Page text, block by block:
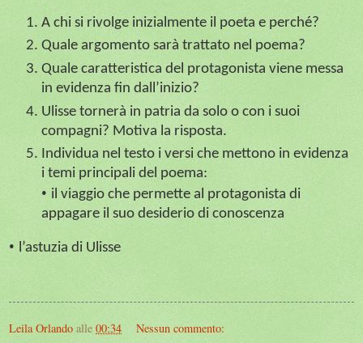
A chi si rivolge inizialmente il poeta e perché?
Quale argomento sarà trattato nel poema?
Quale caratteristica del protagonista viene messa
in evidenza fin dall’inizio?
Ulisse tornerà in patria da solo o con i suoi
compagni? Motiva la risposta.
Individua nel testo i versi che mettono in evidenza
i temi principali del poema:
• il viaggio che permette al protagonista di
appagare il suo desiderio di conoscenza
• l’astuzia di Ulisse
Leila Orlando alle 00:34 Nessun commento: